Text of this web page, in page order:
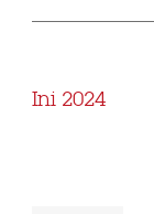
Ini 2024